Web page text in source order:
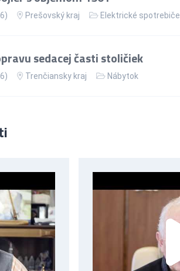
Prešovský kraj Elektrické spotrebiče
sedacej časti stoličiek
Trenčiansky kraj Nábytok